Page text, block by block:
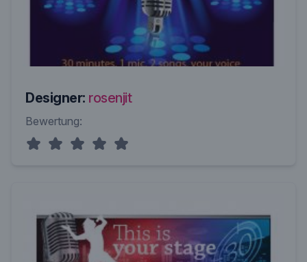
Designer: rosenjit
Bewertung: